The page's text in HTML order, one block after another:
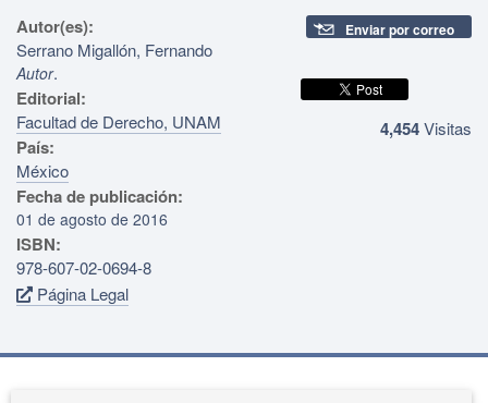
Autor(es):
Serrano Migallón, Fernando
Autor.
Editorial:
Facultad de Derecho, UNAM
País:
México
Fecha de publicación:
01 de agosto de 2016
ISBN:
978-607-02-0694-8
Página Legal
Enviar por correo
4,454Visitas